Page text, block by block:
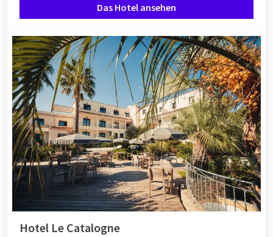
Das Hotel ansehen
Hotel Le Catalogne